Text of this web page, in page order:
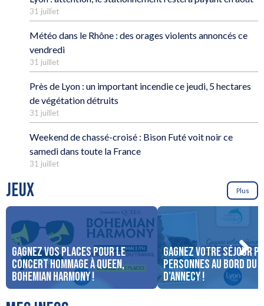
31 juillet
Météo dans le Rhône : des orages violents annoncés ce
vendredi
31 juillet
Près de Lyon : un important incendie ce jeudi, 5 hectares
de végétation détruits
31 juillet
Weekend de chassé-croisé : Bison Futé voit noir ce
samedi dans toute la France
31 juillet
JEUX Plus
Gagnez vos places pour le
concert Hommage à Queen,
Bohemian Harmony !
Gagnez votre séjour
personnes au bord du
d’Annecy !